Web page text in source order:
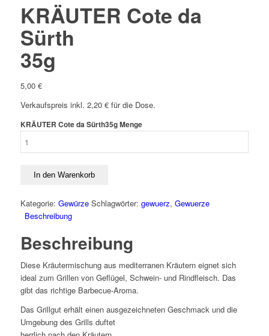
KRÄUTER Cote da
Sürth
35g
5,00 €
Verkaufspreis inkl. 2,20 € für die Dose.
KRÄUTER Cote da Sürth35g Menge
In den Warenkorb
Kategorie: Gewürze Schlagwörter: gewuerz, Gewuerze
Beschreibung
Beschreibung
Diese Kräutermischung aus mediterranen Kräutern eignet sich
ideal zum Grillen von Geflügel, Schwein- und Rindfleisch. Das
gibt das richtige Barbecue-Aroma.
Das Grillgut erhält einen ausgezeichneten Geschmack und die
Umgebung des Grills duftet